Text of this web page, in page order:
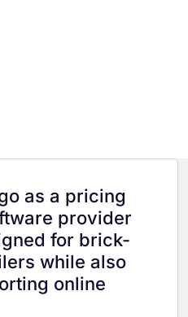
as a pricing
provider
for brick-
while also
online